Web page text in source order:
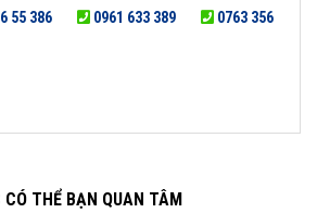
55 386 0961 633 389
0763 356
THỂ BẠN QUAN TÂM